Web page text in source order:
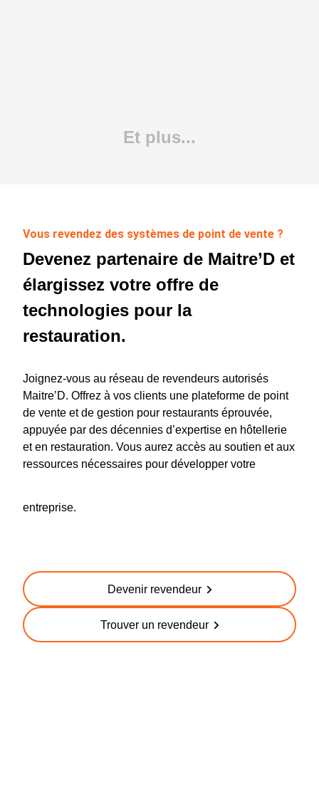
Et plus...
Vous revendez des systèmes de point de vente ?
Devenez partenaire de Maitre’D et
élargissez votre offre de
technologies pour la
restauration.
Joignez-vous au réseau de revendeurs autorisés
Maitre’D. Offrez à vos clients une plateforme de point
de vente et de gestion pour restaurants éprouvée,
appuyée par des décennies d’expertise en hôtellerie
et en restauration. Vous aurez accès au soutien et aux
ressources nécessaires pour développer votre
entreprise.
Devenir revendeur
Trouver un revendeur